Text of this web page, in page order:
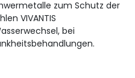
zum Schutz der
VIVANTIS
bei